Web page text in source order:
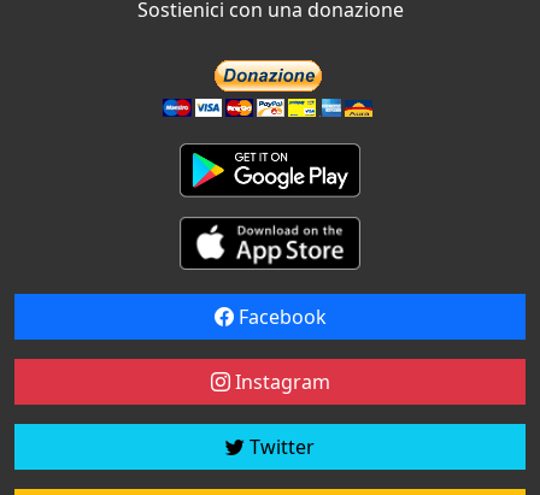
Sostienici con una donazione
Facebook
Instagram
Twitter